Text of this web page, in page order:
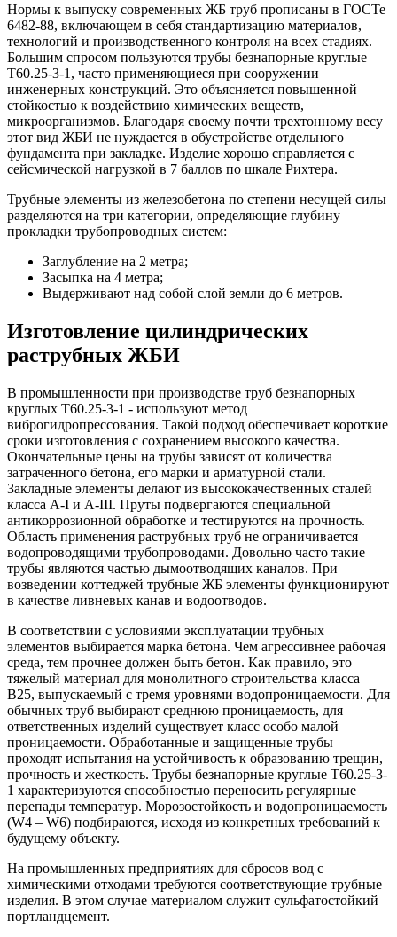
Нормы к выпуску современных ЖБ труб прописаны в ГОСТе
6482-88, включающем в себя стандартизацию материалов,
технологий и производственного контроля на всех стадиях.
Большим спросом пользуются трубы безнапорные круглые
Т60.25-3-1, часто применяющиеся при сооружении
инженерных конструкций. Это объясняется повышенной
стойкостью к воздействию химических веществ,
микроорганизмов. Благодаря своему почти трехтонному весу
этот вид ЖБИ не нуждается в обустройстве отдельного
фундамента при закладке. Изделие хорошо справляется с
сейсмической нагрузкой в 7 баллов по шкале Рихтера.
Трубные элементы из железобетона по степени несущей силы
разделяются на три категории, определяющие глубину
прокладки трубопроводных систем:
Заглубление на 2 метра;
Засыпка на 4 метра;
Выдерживают над собой слой земли до 6 метров.
Изготовление цилиндрических
раструбных ЖБИ
В промышленности при производстве труб безнапорных
круглых Т60.25-3-1 - используют метод
виброгидропрессования. Такой подход обеспечивает короткие
сроки изготовления с сохранением высокого качества.
Окончательные цены на трубы зависят от количества
затраченного бетона, его марки и арматурной стали.
Закладные элементы делают из высококачественных сталей
класса A-I и A-III. Пруты подвергаются специальной
антикоррозионной обработке и тестируются на прочность.
Область применения раструбных труб не ограничивается
водопроводящими трубопроводами. Довольно часто такие
трубы являются частью дымоотводящих каналов. При
возведении коттеджей трубные ЖБ элементы функционируют
в качестве ливневых канав и водоотводов.
В соответствии с условиями эксплуатации трубных
элементов выбирается марка бетона. Чем агрессивнее рабочая
среда, тем прочнее должен быть бетон. Как правило, это
тяжелый материал для монолитного строительства класса
В25, выпускаемый с тремя уровнями водопроницаемости. Для
обычных труб выбирают среднюю проницаемость, для
ответственных изделий существует класс особо малой
проницаемости. Обработанные и защищенные трубы
проходят испытания на устойчивость к образованию трещин,
прочность и жесткость. Трубы безнапорные круглые Т60.25-3-
1 характеризуются способностью переносить регулярные
перепады температур. Морозостойкость и водопроницаемость
(W4 – W6) подбираются, исходя из конкретных требований к
будущему объекту.
На промышленных предприятиях для сбросов вод с
химическими отходами требуются соответствующие трубные
изделия. В этом случае материалом служит сульфатостойкий
портландцемент.